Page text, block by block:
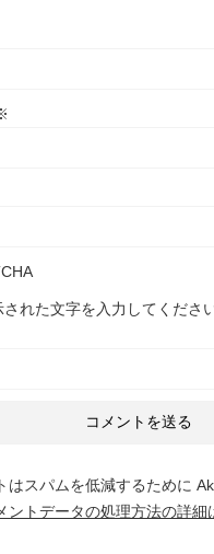
された文字を入力してください
はスパムを低減するために
ントデータの処理方法の詳